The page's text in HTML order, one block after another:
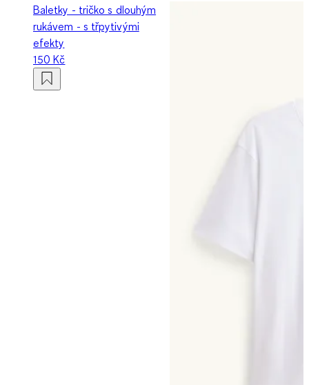
Baletky - tričko s dlouhým
rukávem - s třpytivými
efekty
150 Kč